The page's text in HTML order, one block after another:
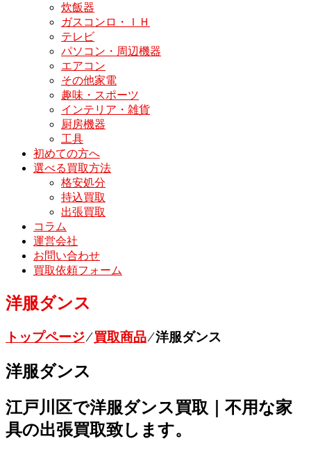
炊飯器
ガスコンロ・ＩＨ
テレビ
パソコン・周辺機器
エアコン
その他家電
趣味・スポーツ
インテリア・雑貨
厨房機器
工具
初めての方へ
選べる買取方法
格安処分
持込買取
出張買取
コラム
運営会社
お問い合わせ
買取依頼フォーム
洋服ダンス
トップページ⁄買取商品⁄洋服ダンス
洋服ダンス
江戸川区で洋服ダンス買取｜不用な家
具の出張買取致します。